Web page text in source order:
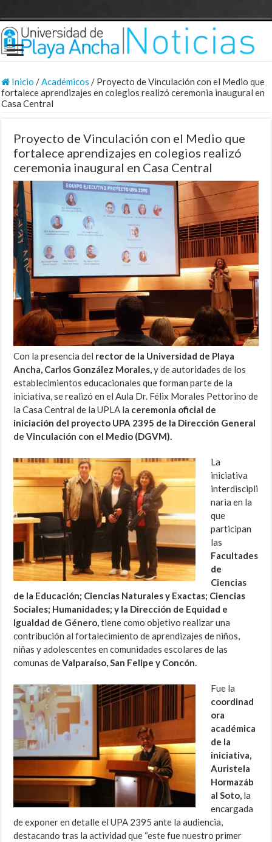
Inicio /Académicos / Proyecto de Vinculación con el Medio que
fortalece aprendizajes en colegios realizó ceremonia inaugural en
Casa Central
Proyecto de Vinculación con el Medio que
fortalece aprendizajes en colegios realizó
ceremonia inaugural en Casa Central
Con la presencia del rector de la Universidad de Playa
Ancha, Carlos González Morales, y de autoridades de los
establecimientos educacionales que forman parte de la
iniciativa, se realizó en el Aula Dr. Félix Morales Pettorino de
la Casa Central de la UPLA la ceremonia oficial de
iniciación del proyecto UPA 2395 de la Dirección General
de Vinculación con el Medio (DGVM).
La
iniciativa
interdiscipli
naria en la
que
participan
las
Facultades
de
Ciencias
de la Educación; Ciencias Naturales y Exactas; Ciencias
Sociales; Humanidades; y la Dirección de Equidad e
Igualdad de Género, tiene como objetivo realizar una
contribución al fortalecimiento de aprendizajes de niños,
niñas y adolescentes en comunidades escolares de las
comunas deValparaíso, San Felipe y Concón.
Fue la
coordinad
ora
académica
de la
iniciativa,
Auristela
Hormazáb
al Soto, la
encargada
de exponer en detalle el UPA 2395 ante la audiencia,
destacando tras la actividad que “este fue nuestro primer